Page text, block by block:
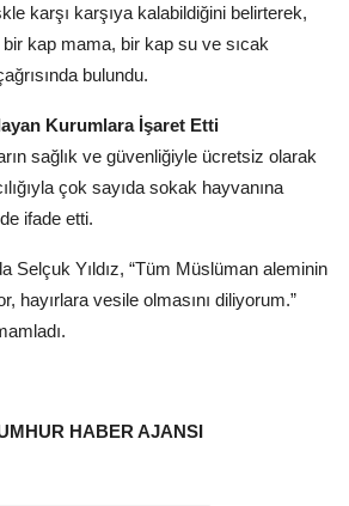
karşı karşıya kalabildiğini belirterek,
bir kap mama, bir kap su ve sıcak
bulundu.
Kurumlara İşaret Etti
sağlık ve güvenliğiyle ücretsiz olarak
çok sayıda sokak hayvanına
ifade etti.
Selçuk Yıldız, “Tüm Müslüman aleminin
hayırlara vesile olmasını diliyorum.”
HABER AJANSI